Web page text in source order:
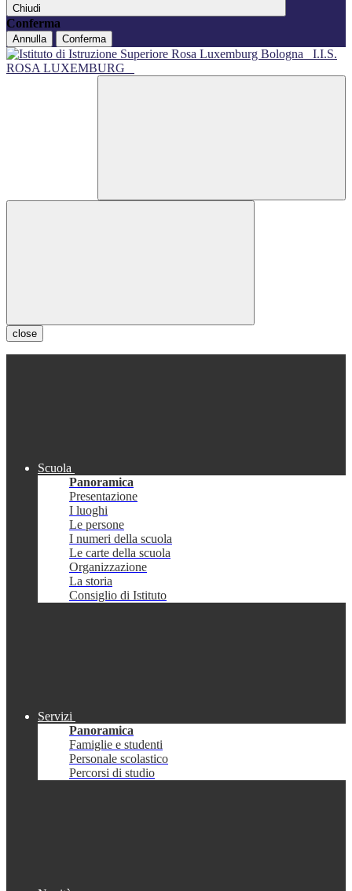
Chiudi
Conferma
Annulla Conferma
I.I.S.
ROSA LUXEMBURG
close
Scuola
Panoramica
Presentazione
I luoghi
Le persone
I numeri della scuola
Le carte della scuola
Organizzazione
La storia
Consiglio di Istituto
Servizi
Panoramica
Famiglie e studenti
Personale scolastico
Percorsi di studio